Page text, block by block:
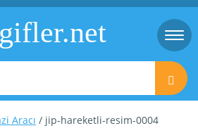
Aracı / jip-hareketli-resim-0004